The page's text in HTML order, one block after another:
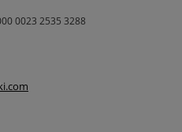
0023 2535 3288